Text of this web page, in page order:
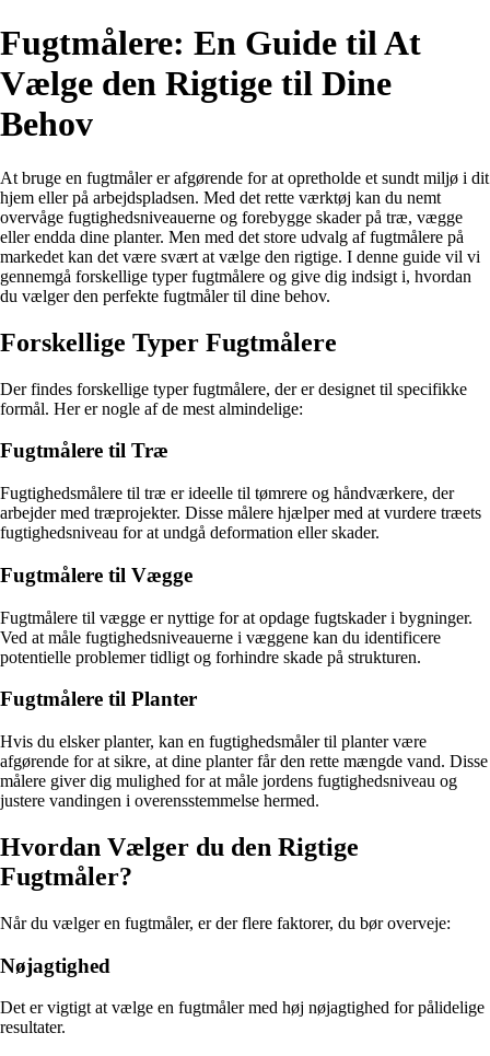
Fugtmålere: En Guide til At
Vælge den Rigtige til Dine
Behov
At bruge en fugtmåler er afgørende for at opretholde et sundt miljø i dit
hjem eller på arbejdspladsen. Med det rette værktøj kan du nemt
overvåge fugtighedsniveauerne og forebygge skader på træ, vægge
eller endda dine planter. Men med det store udvalg af fugtmålere på
markedet kan det være svært at vælge den rigtige. I denne guide vil vi
gennemgå forskellige typer fugtmålere og give dig indsigt i, hvordan
du vælger den perfekte fugtmåler til dine behov.
Forskellige Typer Fugtmålere
Der findes forskellige typer fugtmålere, der er designet til specifikke
formål. Her er nogle af de mest almindelige:
Fugtmålere til Træ
Fugtighedsmålere til træ er ideelle til tømrere og håndværkere, der
arbejder med træprojekter. Disse målere hjælper med at vurdere træets
fugtighedsniveau for at undgå deformation eller skader.
Fugtmålere til Vægge
Fugtmålere til vægge er nyttige for at opdage fugtskader i bygninger.
Ved at måle fugtighedsniveauerne i væggene kan du identificere
potentielle problemer tidligt og forhindre skade på strukturen.
Fugtmålere til Planter
Hvis du elsker planter, kan en fugtighedsmåler til planter være
afgørende for at sikre, at dine planter får den rette mængde vand. Disse
målere giver dig mulighed for at måle jordens fugtighedsniveau og
justere vandingen i overensstemmelse hermed.
Hvordan Vælger du den Rigtige
Fugtmåler?
Når du vælger en fugtmåler, er der flere faktorer, du bør overveje:
Nøjagtighed
Det er vigtigt at vælge en fugtmåler med høj nøjagtighed for pålidelige
resultater.